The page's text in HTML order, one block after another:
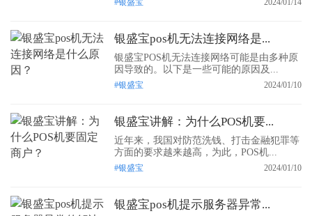
#银盛宝 2024/01/14
银盛宝pos机无法连接网络是...
银盛宝POS机无法连接网络可能是由多种原
因导致的。以下是一些可能的原因及...
#银盛宝 2024/01/10
银盛宝讲解：为什么POS机要...
近年来，我国对防范洗钱、打击金融犯罪等
方面的要求越来越高，为此，POS机...
#银盛宝 2024/01/10
银盛宝pos机提示服务器异常...